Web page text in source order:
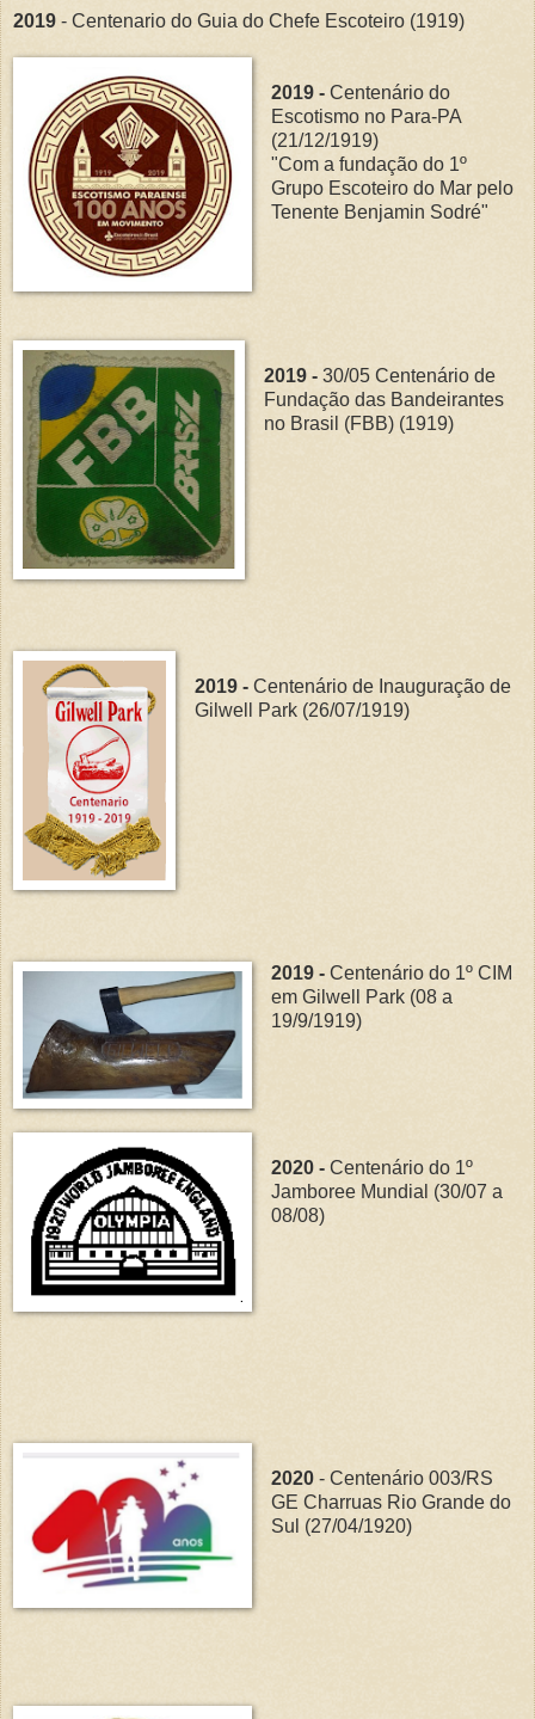
2019 - Centenario do Guia do Chefe Escoteiro (1919)
2019 -Centenário do
Escotismo no Para-PA
(21/12/1919)
"Com a fundação do 1º
Grupo Escoteiro do Mar pelo
Tenente Benjamin Sodré"
2019 -30/05 Centenário de
Fundação das Bandeirantes
no Brasil (FBB) (1919)
2019 -Centenário de Inauguração de
Gilwell Park (26/07/1919)
2019 -Centenário do 1º CIM
em Gilwell Park (08 a
19/9/1919)
2020 - Centenário do 1º
Jamboree Mundial (30/07 a
08/08)
2020- Centenário 003/RS
GE Charruas Rio Grande do
Sul (27/04/1920)